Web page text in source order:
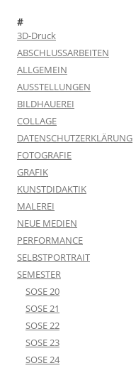
#
3D-Druck
ABSCHLUSSARBEITEN
ALLGEMEIN
AUSSTELLUNGEN
BILDHAUEREI
COLLAGE
DATENSCHUTZERKLÄRUNG
FOTOGRAFIE
GRAFIK
KUNSTDIDAKTIK
MALEREI
NEUE MEDIEN
PERFORMANCE
SELBSTPORTRAIT
SEMESTER
SOSE 20
SOSE 21
SOSE 22
SOSE 23
SOSE 24